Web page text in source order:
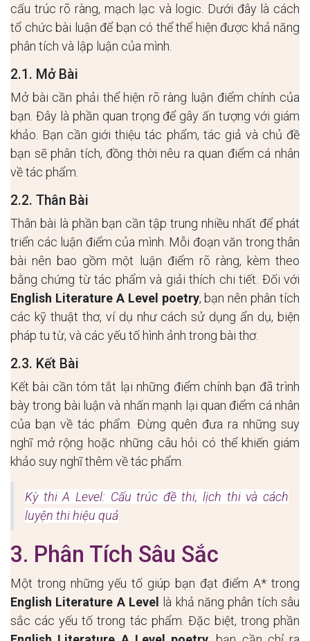
cấu trúc rõ ràng, mạch lạc và logic. Dưới đây là cách
tổ chức bài luận để bạn có thể thể hiện được khả năng
phân tích và lập luận của mình.
2.1. Mở Bài
Mở bài cần phải thể hiện rõ ràng luận điểm chính của
bạn. Đây là phần quan trọng để gây ấn tượng với giám
khảo. Bạn cần giới thiệu tác phẩm, tác giả và chủ đề
bạn sẽ phân tích, đồng thời nêu ra quan điểm cá nhân
về tác phẩm.
2.2. Thân Bài
Thân bài là phần bạn cần tập trung nhiều nhất để phát
triển các luận điểm của mình. Mỗi đoạn văn trong thân
bài nên bao gồm một luận điểm rõ ràng, kèm theo
bằng chứng từ tác phẩm và giải thích chi tiết. Đối với
English Literature A Level poetry, bạn nên phân tích
các kỹ thuật thơ, ví dụ như cách sử dụng ẩn dụ, biện
pháp tu từ, và các yếu tố hình ảnh trong bài thơ.
2.3. Kết Bài
Kết bài cần tóm tắt lại những điểm chính bạn đã trình
bày trong bài luận và nhấn mạnh lại quan điểm cá nhân
của bạn về tác phẩm. Đừng quên đưa ra những suy
nghĩ mở rộng hoặc những câu hỏi có thể khiến giám
khảo suy nghĩ thêm về tác phẩm.
Kỳ thi A Level: Cấu trúc đề thi, lịch thi và cách
luyện thi hiệu quả
3. Phân Tích Sâu Sắc
Một trong những yếu tố giúp bạn đạt điểm A* trong
English Literature A Level
là khả năng phân tích sâu
sắc các yếu tố trong tác phẩm. Đặc biệt, trong phần